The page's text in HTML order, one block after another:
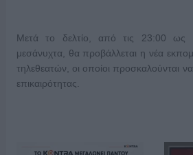
Μετά το δελτίο, από τις 23:00 ως
μεσάνυχτα, θα προβάλλεται η νέα
τηλεθεατών, οι οποίοι προσκαλούνται
επικαιρότητας.